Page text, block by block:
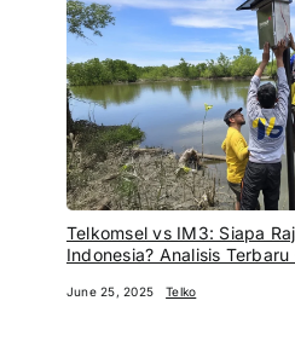
Telkomsel vs IM3: Siapa
Indonesia? Analisis
June 25, 2025 Telko